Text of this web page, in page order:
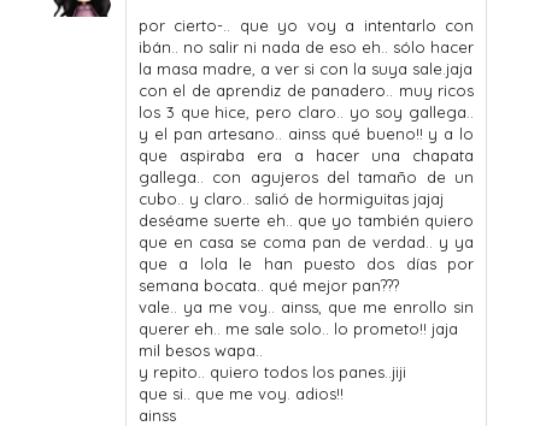
por cierto-.. que yo voy a intentarlo con
ibán.. no salir ni nada de eso eh.. sólo hacer
la masa madre, a ver si con la suya sale.jaja
con el de aprendiz de panadero.. muy ricos
los 3 que hice, pero claro.. yo soy gallega..
y el pan artesano.. ainss qué bueno!! y a lo
que aspiraba era a hacer una chapata
gallega.. con agujeros del tamaño de un
cubo.. y claro.. salió de hormiguitas jajaj
deséame suerte eh.. que yo también quiero
que en casa se coma pan de verdad.. y ya
que a lola le han puesto dos días por
semana bocata.. qué mejor pan???
vale.. ya me voy.. ainss, que me enrollo sin
querer eh.. me sale solo.. lo prometo!! jaja
mil besos wapa..
y repito.. quiero todos los panes..jiji
que si.. que me voy. adios!!
ainss